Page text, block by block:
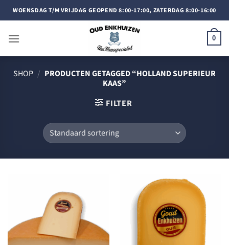
Doorgaan
naar
WOENSDAG T/M VRIJDAG GEOPEND 8:00-17:00, ZATERDAG 8:00-16:00
0
SHOP / PRODUCTEN GETAGGED “HOLLAND SUPERIEUR
KAAS”
FILTER